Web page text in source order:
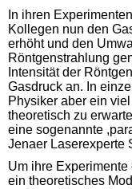
In ihren
Kollegen nun den
erhöht und den
Röntgenstrahlung
Intensität der
Gasdruck an. In
Physiker aber ein
theoretisch zu
eine sogenannte
Jenaer Laserexperte
Um ihre
ein theoretisches